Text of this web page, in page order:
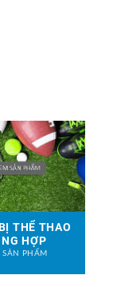
THỂ THAO
HỢP
SẢN PHẨM